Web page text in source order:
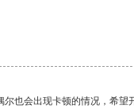
也会出现卡顿的情况，希望